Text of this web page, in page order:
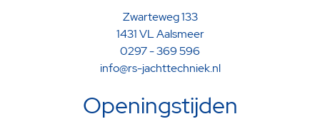
Zwarteweg 133
1431 VL Aalsmeer
0297 - 369 596
info@rs-jachttechniek.nl
Openingstijden